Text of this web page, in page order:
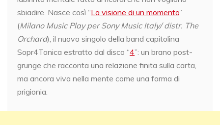
sbiadire. Nasce così “La visione di un momento”
(Milano Music Play per Sony Music Italy/ distr. The
Orchard), il nuovo singolo della band capitolina
Sopr4Tonica estratto dal disco “4”: un brano post-
grunge che racconta una relazione finita sulla carta,
ma ancora viva nella mente come una forma di
prigionia.